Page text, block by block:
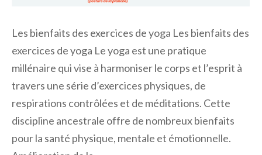
Les bienfaits des exercices de yoga Les bienfaits des
exercices de yoga Le yoga est une pratique
millénaire qui vise à harmoniser le corps et l’esprit à
travers une série d’exercices physiques, de
respirations contrôlées et de méditations. Cette
discipline ancestrale offre de nombreux bienfaits
pour la santé physique, mentale et émotionnelle.